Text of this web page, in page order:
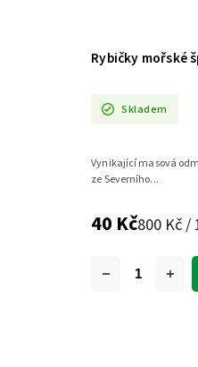
Rybičky mořské
Skladem
40 Kč800 Kč /
Vynikající masová
ze Severního...